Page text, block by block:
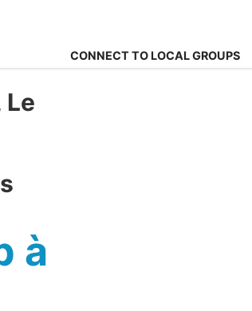
CONNECT TO LOCAL GROUPS
Le
à